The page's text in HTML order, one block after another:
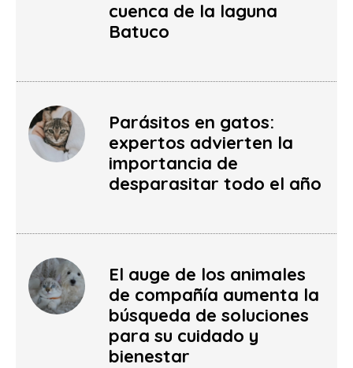
cuenca de la laguna
Batuco
Parásitos en gatos:
expertos advierten la
importancia de
desparasitar todo el año
El auge de los animales
de compañía aumenta la
búsqueda de soluciones
para su cuidado y
bienestar